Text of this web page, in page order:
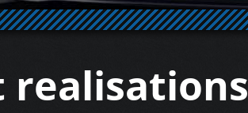
realisations